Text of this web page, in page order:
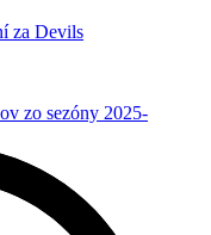
za Devils